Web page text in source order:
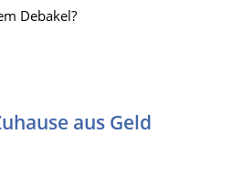
Debakel?
aus Geld